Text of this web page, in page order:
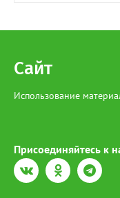
Сайт
Использование
Присоединяйтесь к